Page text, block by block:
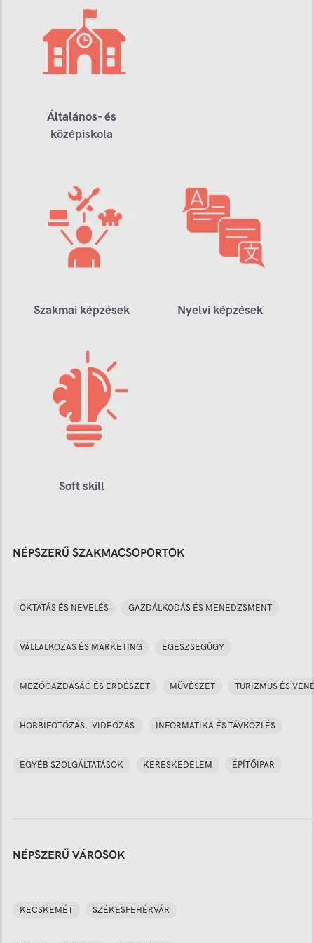
Általános- és
középiskola
Szakmai képzések Nyelvi képzések
Soft skill
NÉPSZERŰ SZAKMACSOPORTOK
OKTATÁS ÉS NEVELÉS GAZDÁLKODÁS ÉS MENEDZSMENT
VÁLLALKOZÁS ÉS MARKETING EGÉSZSÉGÜGY
MEZŐGAZDASÁG ÉS ERDÉSZET MŰVÉSZET TURIZMUS ÉS
HOBBIFOTÓZÁS, -VIDEÓZÁS INFORMATIKA ÉS TÁVKÖZLÉS
EGYÉB SZOLGÁLTATÁSOK KERESKEDELEM ÉPÍTŐIPAR
NÉPSZERŰ VÁROSOK
KECSKEMÉT SZÉKESFEHÉRVÁR